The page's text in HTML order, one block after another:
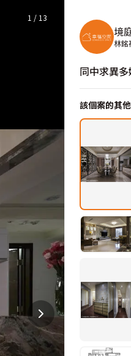
1 / 13
境
林銘
同中求異
該個案的其